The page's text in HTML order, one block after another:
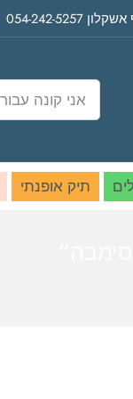
אשקלון 054-242-5257
תיק אופנתי